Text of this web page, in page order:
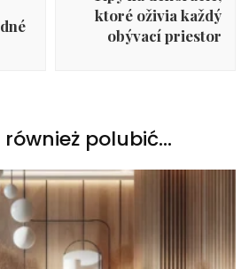
ktoré oživia každý
obývací priestor
również polubić…